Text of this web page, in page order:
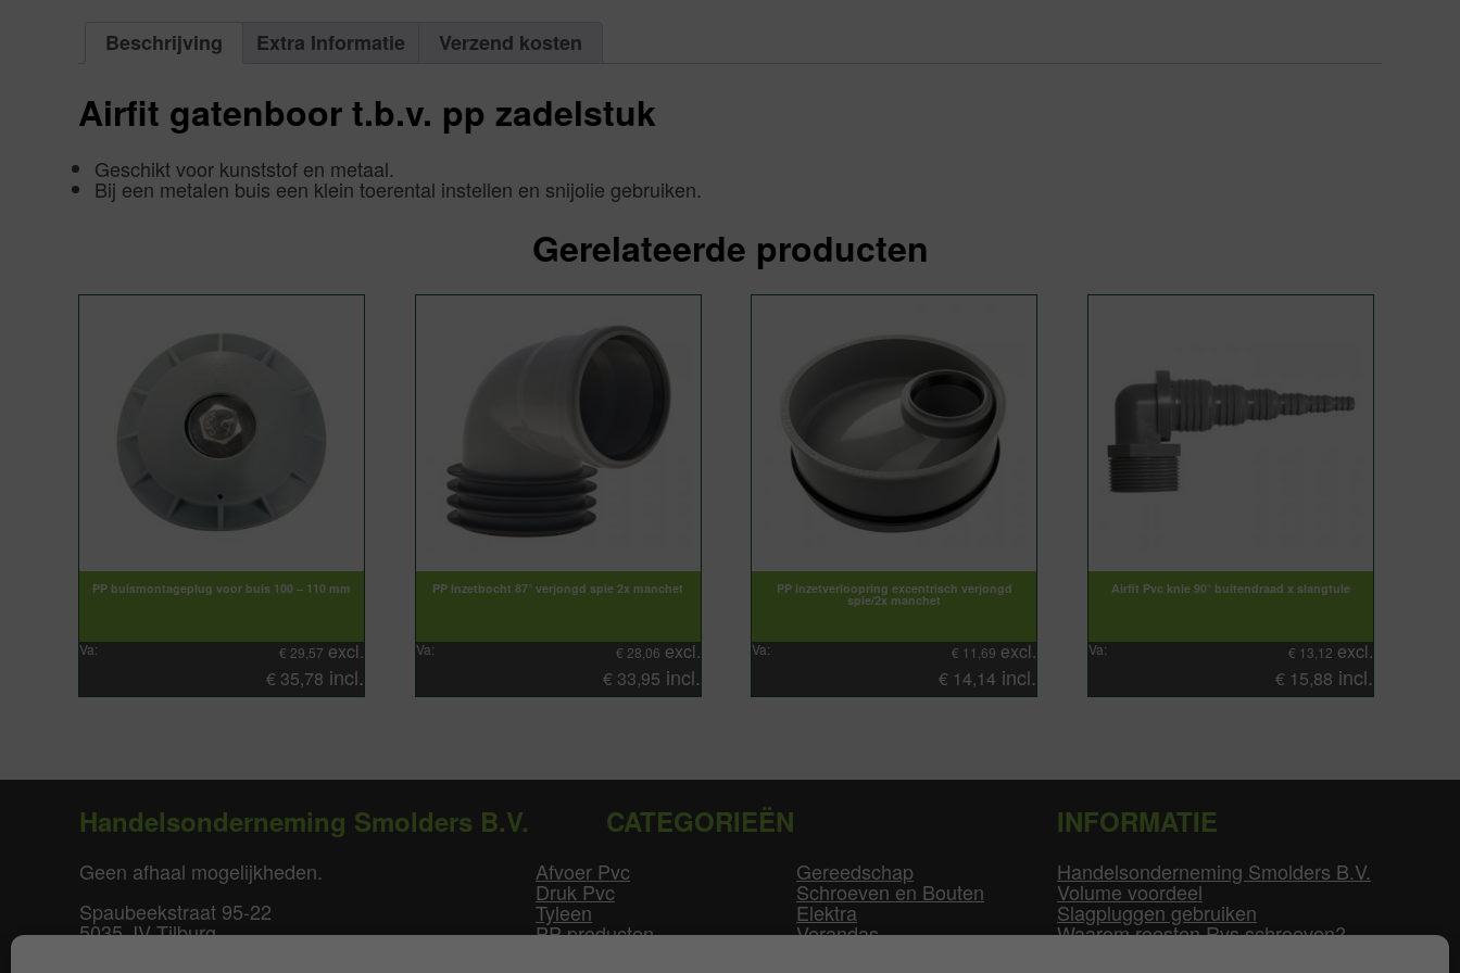
Beschrijving Extra Informatie Verzend kosten
Airfit gatenboor t.b.v. pp zadelstuk
Geschikt voor kunststof en metaal.
Bij een metalen buis een klein toerental instellen en snijolie gebruiken.
Gerelateerde producten
PP buismontageplug voor buis 100 – 110 mm
Va: € 29,57 excl.
€ 35,78 incl.
PP inzetbocht 87° verjongd spie 2x manchet
Va: € 28,06 excl.
€ 33,95 incl.
PP inzetverloopring excentrisch verjongd
spie/2x manchet
Va: € 11,69 excl.
€ 14,14 incl.
Airfit Pvc knie 90° buitendraad x slangtule
Va: € 13,12 excl.
€ 15,88 incl.
Handelsonderneming Smolders B.V.
Geen afhaal mogelijkheden.
Spaubeekstraat 95-22
5035 JV Tilburg
CATEGORIEËN
Afvoer Pvc
Druk Pvc
Tyleen
PP producten
Gereedschap
Schroeven en Bouten
Elektra
Verandas
INFORMATIE
Handelsonderneming Smolders B.V.
Volume voordeel
Slagpluggen gebruiken
Waarom roesten Rvs schroeven?